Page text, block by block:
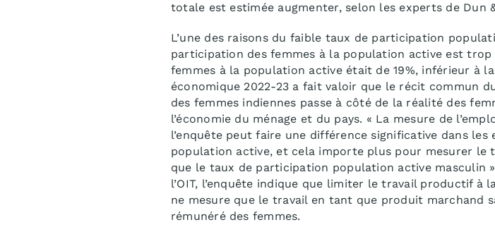
totale est estimée augmenter, selon les experts de Dun
L’une des raisons du faible taux de participation
participation des femmes à la population active est
femmes à la population active était de 19%, inférieur à la
économique 2022-23 a fait valoir que le récit commun
des femmes indiennes passe à côté de la réalité des
l’économie du ménage et du pays. « La mesure de
l’enquête peut faire une différence significative dans
population active, et cela importe plus pour mesurer
que le taux de participation population active masculin
l’OIT, l’enquête indique que limiter le travail productif
ne mesure que le travail en tant que produit marchand
rémunéré des femmes.